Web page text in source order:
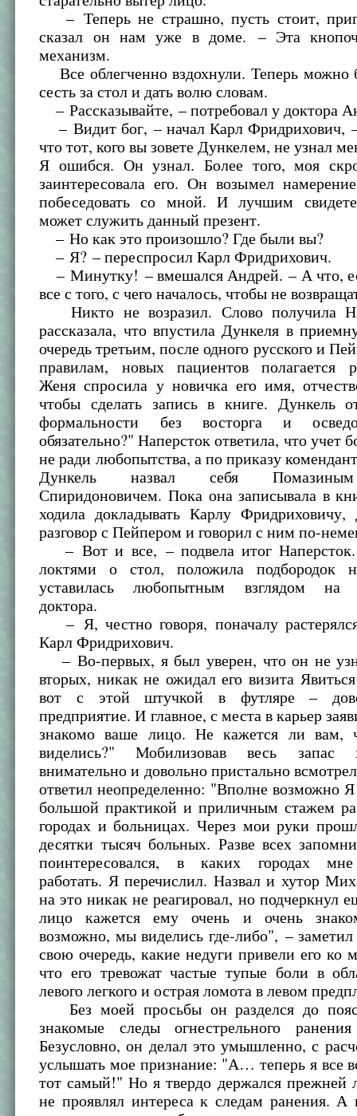
– Теперь не страшно, пусть стоит,
сказал он нам уже в доме. – Эта
механизм.
Все облегченно вздохнули. Теперь можно
сесть за стол и дать волю словам.
– Рассказывайте, – потребовал у доктора
– Видит бог, – начал Карл Фридрихович,
что тот, кого вы зовете Дункелем, не узнал
Я ошибся. Он узнал. Более того, моя
заинтересовала его. Он возымел
побеседовать со мной. И лучшим
может служить данный презент.
– Но как это произошло? Где были вы?
– Я? – переспросил Карл Фридрихович.
– Минутку! – вмешался Андрей. – А что,
все с того, с чего началось, чтобы не
Никто не возразил. Слово получила
рассказала, что впустила Дункеля в
очередь третьим, после одного русского и
правилам, новых пациентов полагается
Женя спросила у новичка его имя,
чтобы сделать запись в книге. Дункель
формальности без восторга и
обязательно?" Наперсток ответила, что учет
не ради любопытства, а по приказу
Дункель назвал себя
Спиридоновичем. Пока она записывала в
ходила докладывать Карлу Фридриховичу,
разговор с Пейпером и говорил с ним по-
– Вот и все, – подвела итог Наперсток.
локтями о стол, положила подбородок
уставилась любопытным взглядом на
доктора.
– Я, честно говоря, поначалу
Карл Фридрихович.
– Во-первых, я был уверен, что он не
вторых, никак не ожидал его визита
вот с этой штучкой в футляре –
предприятие. И главное, с места в карьер
знакомо ваше лицо. Не кажется ли вам,
виделись?" Мобилизовав весь запас
внимательно и довольно пристально
ответил неопределенно: "Вполне возможно
большой практикой и приличным стажем
городах и больницах. Через мои руки
десятки тысяч больных. Разве всех
поинтересовался, в каких городах
работать. Я перечислил. Назвал и хутор
на это никак не реагировал, но подчеркнул
лицо кажется ему очень и очень
возможно, мы виделись где-либо", –
свою очередь, какие недуги привели его ко
что его тревожат частые тупые боли в
левого легкого и острая ломота в левом
Без моей просьбы он разделся до
знакомые следы огнестрельного
Безусловно, он делал это умышленно, с
услышать мое признание: "А… теперь я все
тот самый!" Но я твердо держался прежней
не проявлял интереса к следам ранения. А